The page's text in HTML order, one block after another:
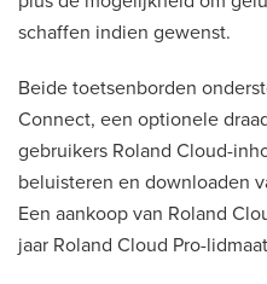
schaffen indien gewenst.
Beide toetsenborden
Connect, een optionele
gebruikers Roland Cloud-
beluisteren en downloaden
Een aankoop van Roland
jaar Roland Cloud Pro-